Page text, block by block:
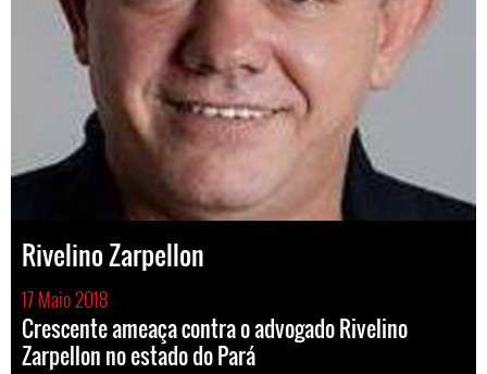
Rivelino Zarpellon
17 Maio 2018
Crescente ameaça contra o advogado Rivelino
Zarpellon no estado do Pará